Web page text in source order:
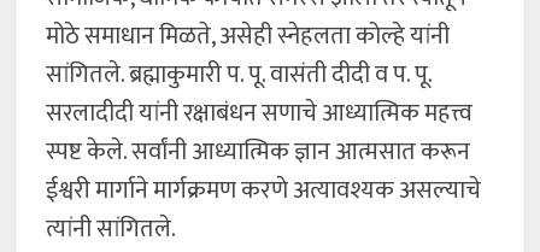
मोठे समाधान मिळते, असेही स्नेहलता कोल्हे यांनी
सांगितले. ब्रह्माकुमारी प. पू. वासंती दीदी व प. पू.
सरलादीदी यांनी रक्षाबंधन सणाचे आध्यात्मिक महत्त्व
स्पष्ट केले. सर्वांनी आध्यात्मिक ज्ञान आत्मसात करून
ईश्वरी मार्गाने मार्गक्रमण करणे अत्यावश्यक असल्याचे
त्यांनी सांगितले.